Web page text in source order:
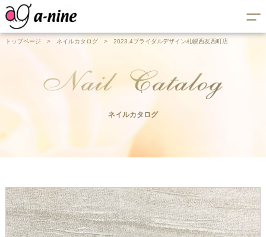
トップページ > ネイルカタログ > 2023.4ブライダルデザイン札幌西友西町店
ネイルカタログ